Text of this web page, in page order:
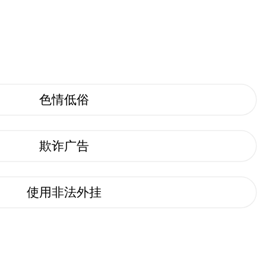
色情低俗
欺诈广告
使用非法外挂